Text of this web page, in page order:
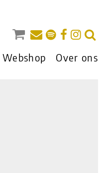
Webshop Over ons